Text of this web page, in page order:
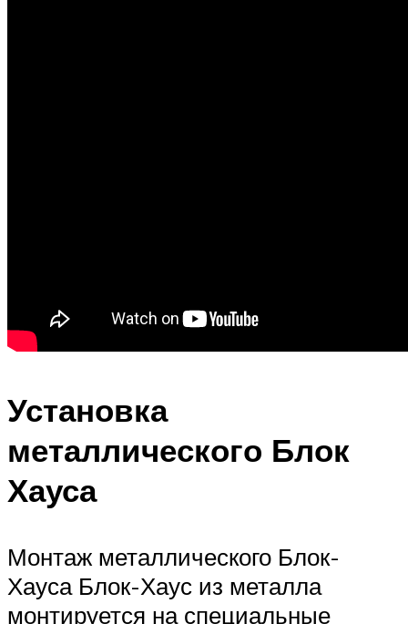
Установка
металлического Блок
Хауса
Монтаж металлического Блок-
Хауса Блок-Хаус из металла
монтируется на специальные